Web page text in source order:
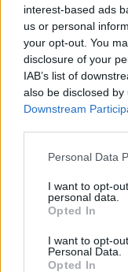
interest-based ads
us or personal
your opt-out. You
disclosure of your
IAB’s list of
also be disclosed
Downstream
Personal Data
I want to opt-
personal data.
Opted In
I want to opt-
Personal Data.
Opted In
12 Ιουλίου 2025
Δέρμα: Τα
αυξάνουν
φάρμακα που
λαμβάνονται